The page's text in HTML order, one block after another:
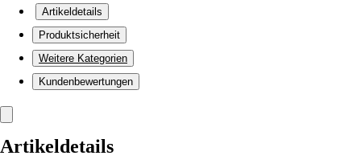
Artikeldetails
Produktsicherheit
Weitere Kategorien
Kundenbewertungen
Artikeldetails